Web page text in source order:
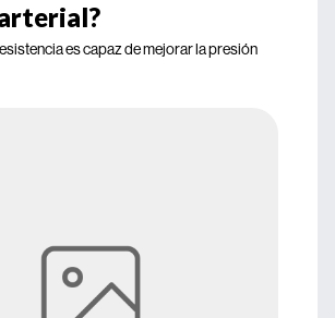
es capaz de mejorar la presión